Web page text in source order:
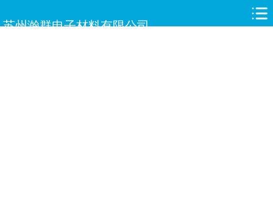
苏州瀚群电子材料有限公司
网站首页